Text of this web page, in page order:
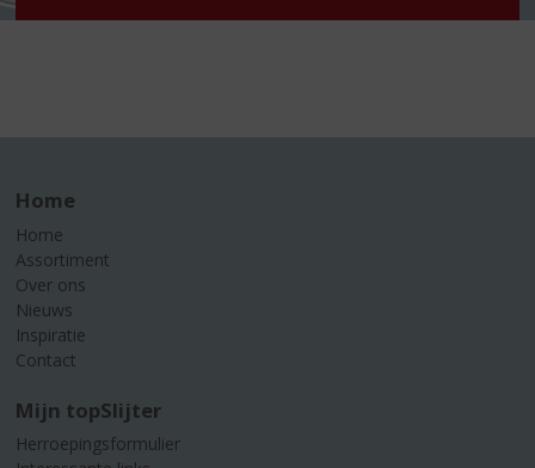
Home
Home
Assortiment
Over ons
Nieuws
Inspiratie
Contact
Mijn topSlijter
Herroepingsformulier